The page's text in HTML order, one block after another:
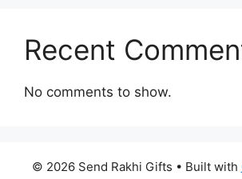
Recent
No comments to show.
© 2026 Send Rakhi Gifts • Built with